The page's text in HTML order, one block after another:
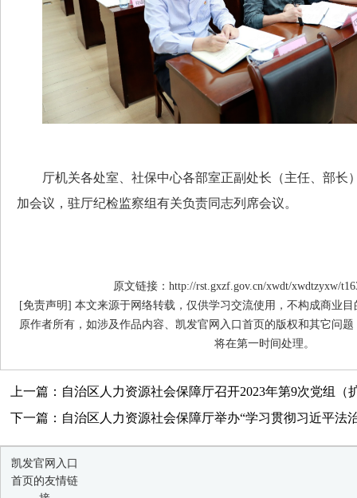
厅机关各处室、社保中心各部室正副处长（主任、部长
加会议，驻厅纪检监察组有关负责同志列席会议。
原文链接：http://rst.gxzf.gov.cn/xwdt/xwdtzyxw/
[免责声明] 本文来源于网络转载，仅供学习交流使用，不构成商业
原作者所有，如涉及作品内容、凯发官网入口首页的版权和其它问
将在第一时间处理。
上一篇：自治区人力资源社会保障厅召开2023年第9次党组（
下一篇：自治区人力资源社会保障厅举办“学习贯彻习近平法
凯发官网入口
首页的友情链